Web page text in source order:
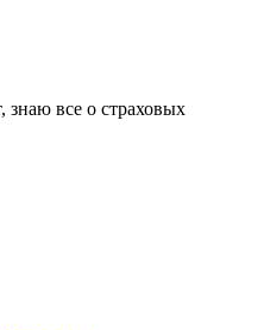
все о страховых